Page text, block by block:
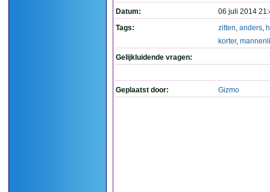
Datum:
06 juli 2014
Tags:
zitten, anders,
korter,
Gelijkluidende vragen:
Geplaatst door: Gizmo